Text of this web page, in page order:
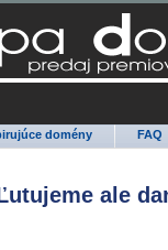
domény FAQ
ale